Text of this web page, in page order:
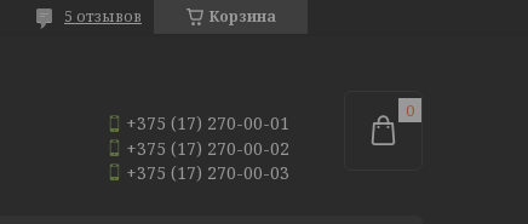
Корзина
5 отзывов
+375 (17) 270-00-01
+375 (17) 270-00-02
+375 (17) 270-00-03